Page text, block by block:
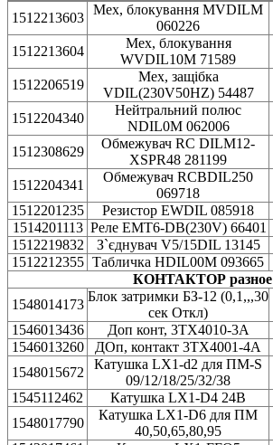
1512213603
Мех, блокування MVDILM
060226
1512213604
Мех, блокування
WVDIL10M 71589
1512206519
Мех, защібка
VDIL(230V50HZ) 54487
1512204340
Нейтральний полюс
NDIL0M 062006
1512308629
Обмежувач RC DILM12-
XSPR48 281199
1512204341
Обмежувач RCBDIL250
069718
1512201235
Резистор EWDIL 085918
1514201113 Реле EMT6-DB(230V) 66401
1512219832
З`єднувач V5/15DIL 13145
1512212355 Табличка HDIL00M 093665
КОНТАКТОР разное
1548014173
Блок затримки БЗ-12 (0,1,,,30
сек Откл)
1546013436
Доп конт, 3TX4010-3A
1546013260
ДОп, контакт 3TX4001-4A
1548015672
Катушка LX1-d2 для ПМ-S
09/12/18/25/32/38
1545112462
Катушка LX1-D4 24B
1548017790
Катушка LX1-D6 для ПМ
40,50,65,80,95